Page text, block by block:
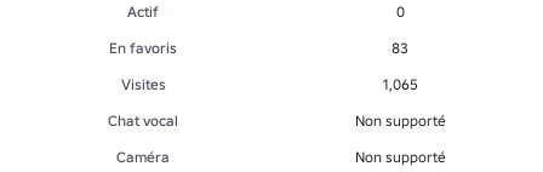
Actif
0
En favoris
83
Visites
1,065
Chat vocal
Non supporté
Caméra
Non supporté